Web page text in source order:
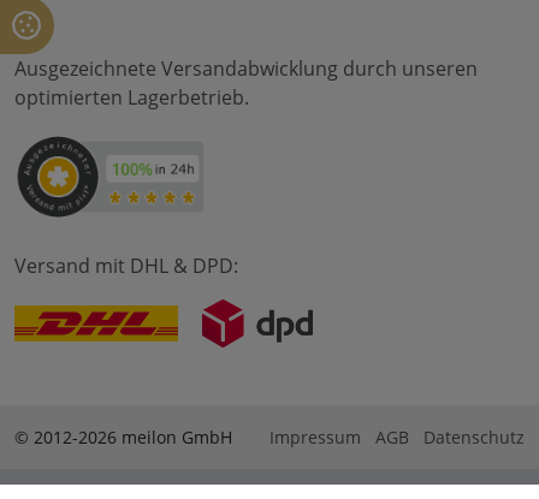
Ausgezeichnete Versandabwicklung durch unseren
optimierten Lagerbetrieb.
Versand mit DHL & DPD:
© 2012-2026 meilon GmbH Impressum AGB Datenschutz